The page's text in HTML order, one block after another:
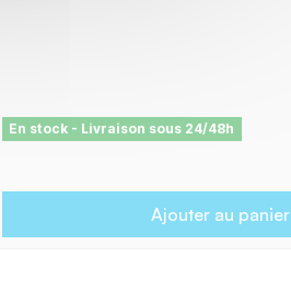
En stock - Livraison sous 24/48h
Ajouter au panier